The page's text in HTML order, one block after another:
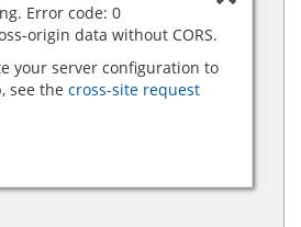
Error code: 0
origin data without CORS.
your server configuration to
see the cross-site request